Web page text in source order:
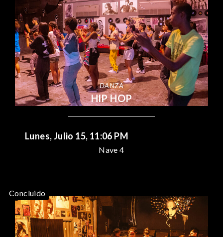
DANZA
HIP HOP
Lunes, Julio 15, 11:06 PM
Nave 4
Concluido